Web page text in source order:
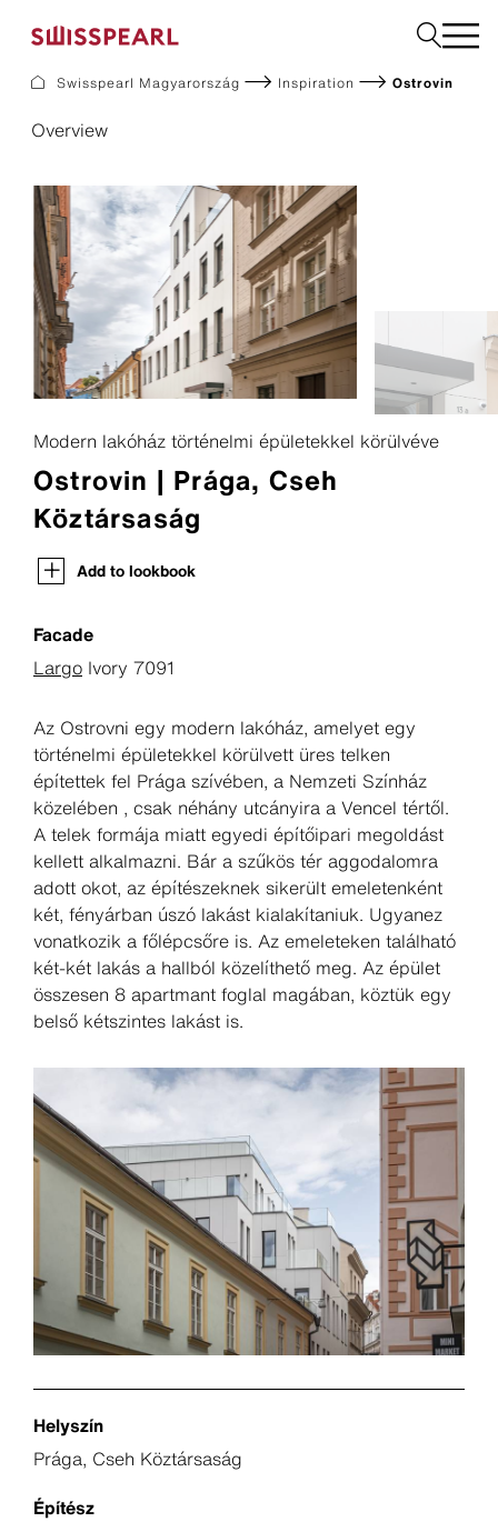
Vállalat
Tanácsadás igénylése
Fenntarthatóság
Swisspearl Magyarország Inspiration Ostrovin
Overview
Modern lakóház történelmi épületekkel körülvéve
Ostrovin | Prága, Cseh
Köztársaság
Add to lookbook
Facade
Largo Ivory 7091
Az Ostrovni egy modern lakóház, amelyet egy
történelmi épületekkel körülvett üres telken
építettek fel Prága szívében, a Nemzeti Színház
közelében , csak néhány utcányira a Vencel tértől.
A telek formája miatt egyedi építőipari megoldást
kellett alkalmazni. Bár a szűkös tér aggodalomra
adott okot, az építészeknek sikerült emeletenként
két, fényárban úszó lakást kialakítaniuk. Ugyanez
vonatkozik a főlépcsőre is. Az emeleteken található
két-két lakás a hallból közelíthető meg. Az épület
összesen 8 apartmant foglal magában, köztük egy
belső kétszintes lakást is.
Helyszín
Prága, Cseh Köztársaság
Építész